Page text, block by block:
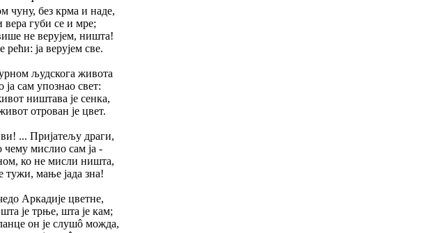
чуну, без крма и наде,
губи се и мре;
не верујем, ништа!
рећи: ја верујем све.
људскога живота
ја сам упознао свет:
ништава је сенка,
отрован је цвет.
... Пријатељу драги,
мислио сам ја -
ко не мисли ништа,
тужи, мање јада зна!
Аркадије цветне,
је трње, шта је кам;
он је слушô можда,